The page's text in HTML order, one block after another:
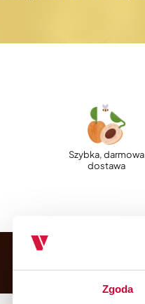
Zgoda
Szybka, darmowa
dostawa